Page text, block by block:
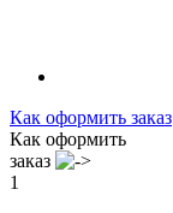
Как оформить заказ
Как оформить
заказ
1